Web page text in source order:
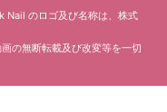
Nail のロゴ及び名称は、株式
の無断転載及び改変等を一切